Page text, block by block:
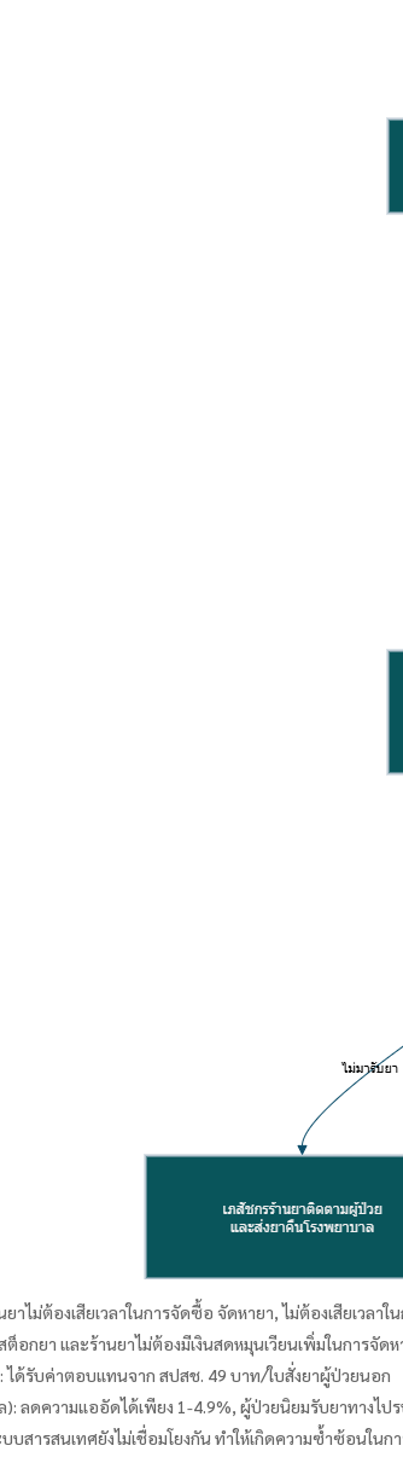
าไม่ต้องเสียเวลาในการจัดซื้อ จัดหายา, ไม่ต้องเสียเว
อกยา และร้านยาไม่ต้องมีเงินสดหมุนเวียนเพิ่มในการจัดห
ได้รับค่าตอบแทนจาก สปสช. 49 บาท/ใบสั่งยาผู้ป่วยนอก
): ลดความแออัดได้เพียง 1-4.9%, ผู้ป่วยนิยมรับยาทางไ
บสารสนเทศยังไม่เชื่อมโยงกัน ทำให้เกิดความซ้ำซ้อนใน